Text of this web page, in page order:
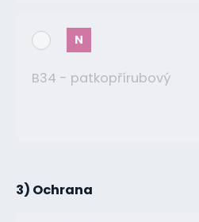
N
B34 - patkopřírubový
3) Ochrana